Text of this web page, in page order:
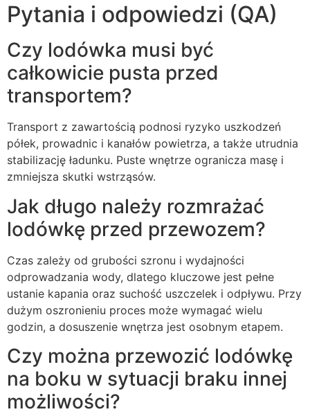
Pytania i odpowiedzi (QA)
Czy lodówka musi być
całkowicie pusta przed
transportem?
Transport z zawartością podnosi ryzyko uszkodzeń
półek, prowadnic i kanałów powietrza, a także utrudnia
stabilizację ładunku. Puste wnętrze ogranicza masę i
zmniejsza skutki wstrząsów.
Jak długo należy rozmrażać
lodówkę przed przewozem?
Czas zależy od grubości szronu i wydajności
odprowadzania wody, dlatego kluczowe jest pełne
ustanie kapania oraz suchość uszczelek i odpływu. Przy
dużym oszronieniu proces może wymagać wielu
godzin, a dosuszenie wnętrza jest osobnym etapem.
Czy można przewozić lodówkę
na boku w sytuacji braku innej
możliwości?